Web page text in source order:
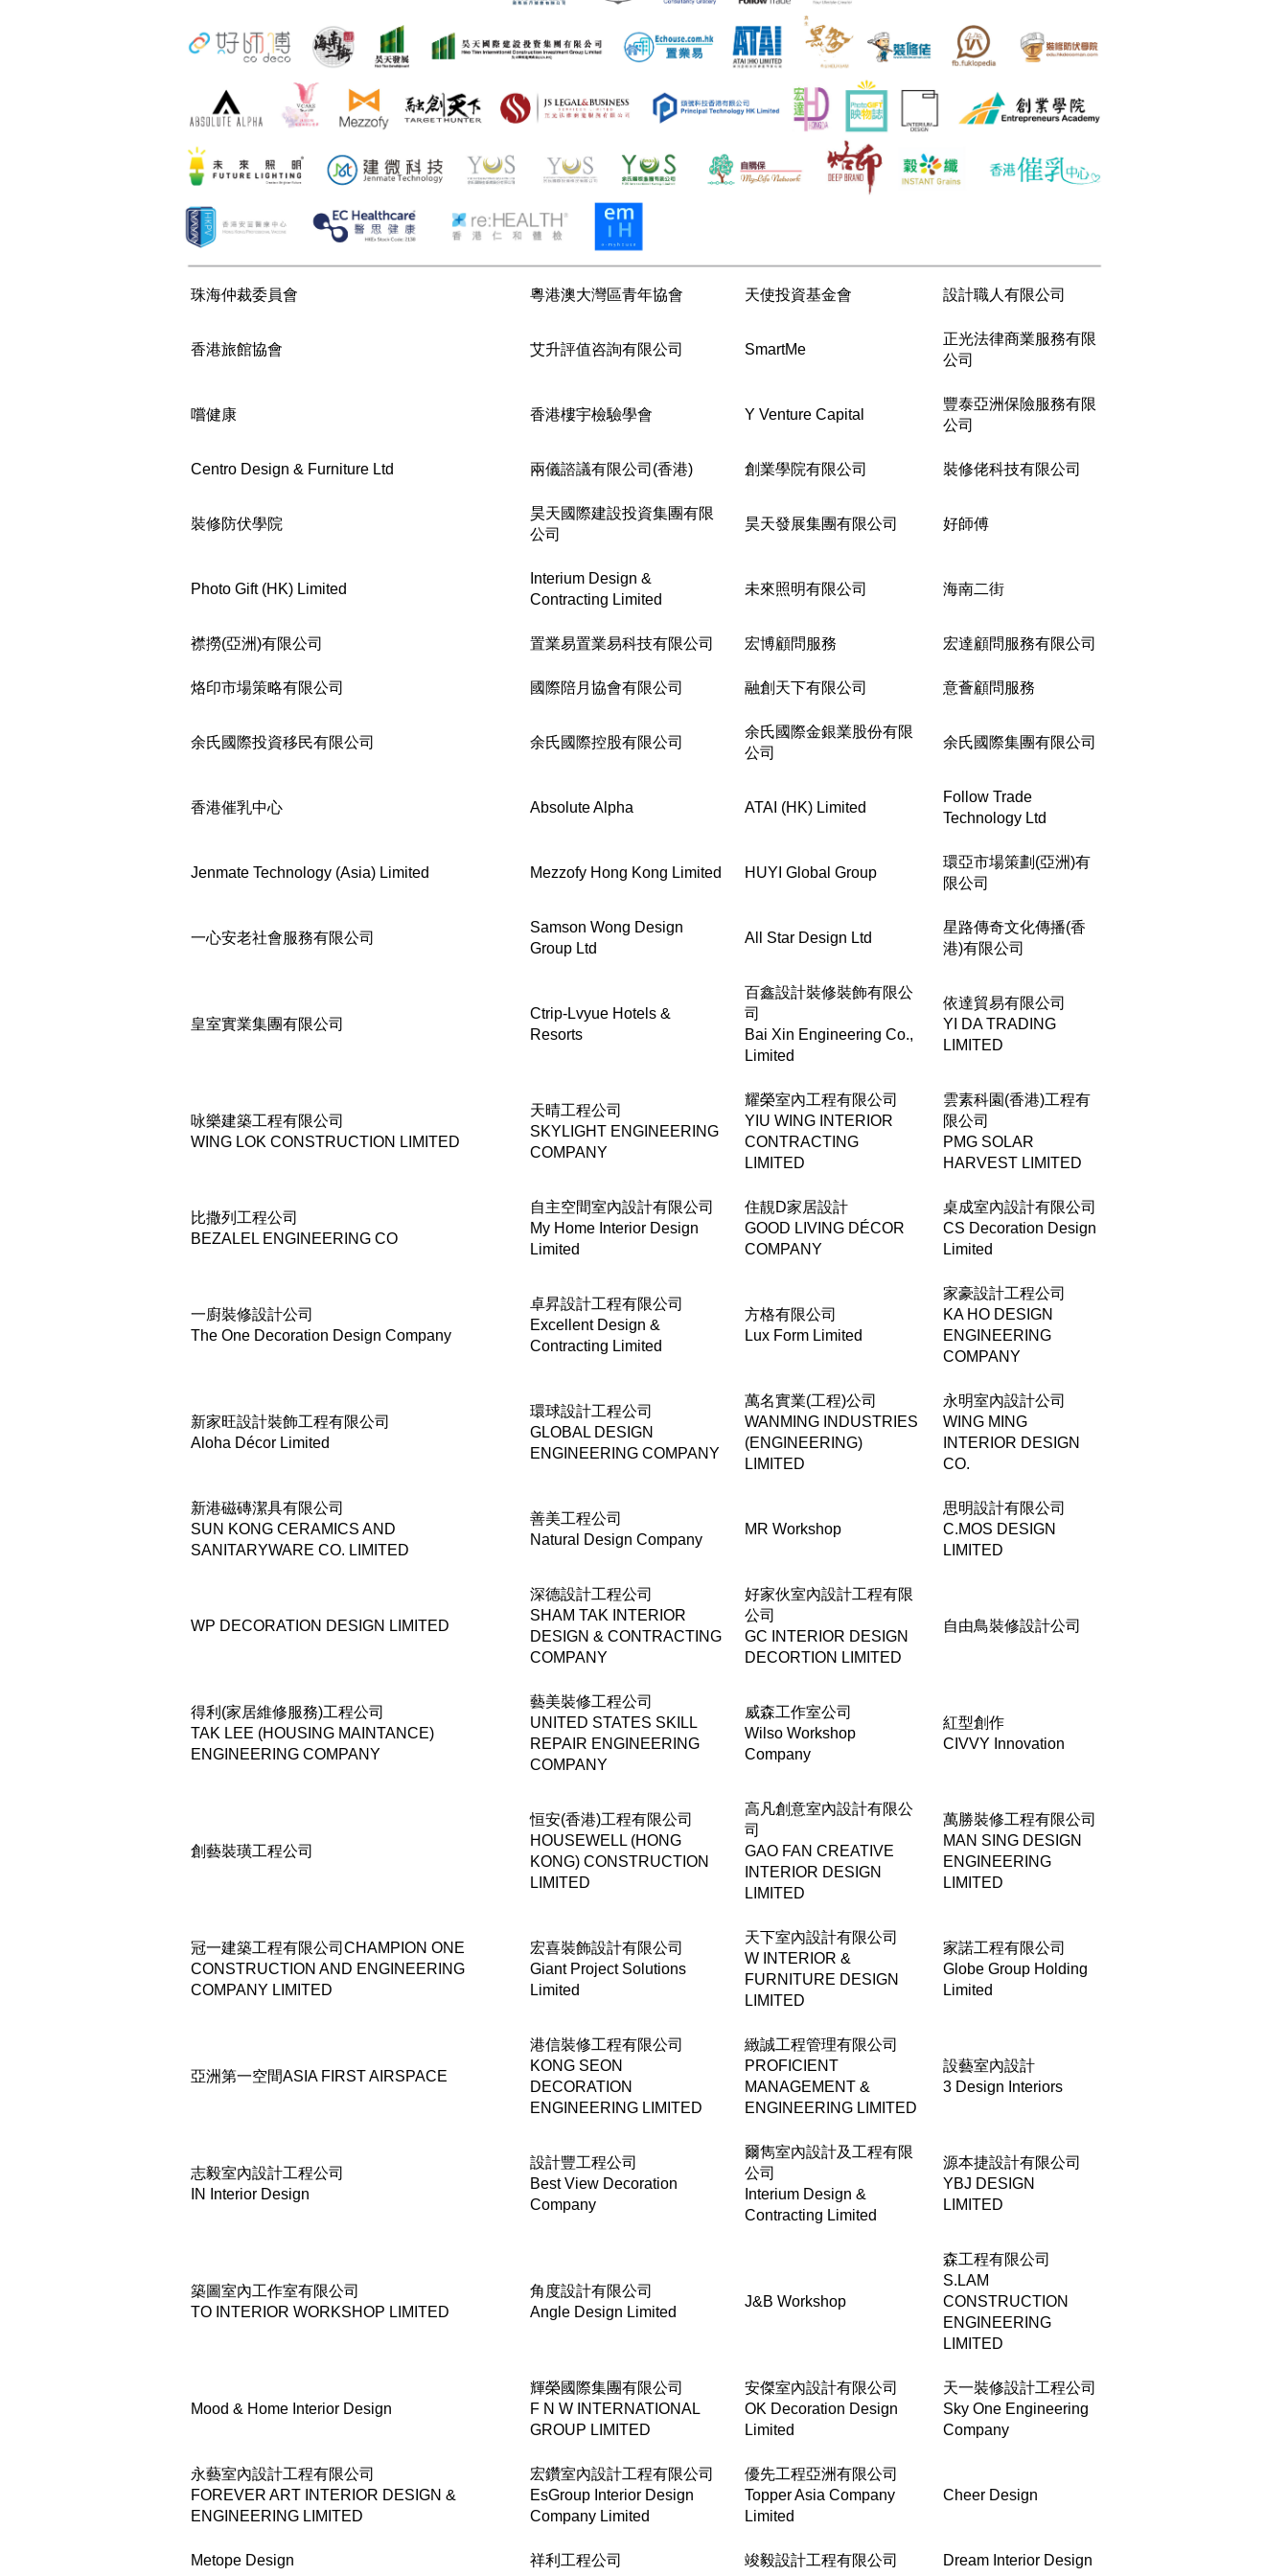
珠海仲裁委員會 粵港澳大灣區青年協會 天使投資基金會 設計職人有限公司
香港旅館協會 艾升評值咨詢有限公司 SmartMe
正光法律商業服務有限
公司
嚐健康 香港樓宇檢驗學會 Y Venture Capital
豐泰亞洲保險服務有限
公司
Centro Design & Furniture Ltd 兩儀諮議有限公司(香港) 創業學院有限公司 裝修佬科技有限公司
裝修防伏學院
昊天國際建設投資集團有限
公司
昊天發展集團有限公司 好師傅
Photo Gift (HK) Limited
Interium Design &
Contracting Limited
未來照明有限公司 海南二街
襟撈(亞洲)有限公司 置業易置業易科技有限公司 宏博顧問服務 宏達顧問服務有限公司
烙印市場策略有限公司 國際陪月協會有限公司 融創天下有限公司 意薈顧問服務
余氏國際投資移民有限公司 余氏國際控股有限公司
余氏國際金銀業股份有限
公司
余氏國際集團有限公司
香港催乳中心 Absolute Alpha ATAI (HK) Limited
Follow Trade
Technology Ltd
Jenmate Technology (Asia) Limited Mezzofy Hong Kong Limited HUYI Global Group
環亞市場策劃(亞洲)有
限公司
一心安老社會服務有限公司
Samson Wong Design
Group Ltd
All Star Design Ltd
星路傳奇文化傳播(香
港)有限公司
皇室實業集團有限公司
Ctrip-Lvyue Hotels &
Resorts
百鑫設計裝修裝飾有限公
司
Bai Xin Engineering Co.,
Limited
依達貿易有限公司
YI DA TRADING
LIMITED
咏樂建築工程有限公司
WING LOK CONSTRUCTION LIMITED
天晴工程公司
SKYLIGHT ENGINEERING
COMPANY
耀榮室內工程有限公司
YIU WING INTERIOR
CONTRACTING
LIMITED
雲素科園(香港)工程有
限公司
PMG SOLAR
HARVEST LIMITED
比撒列工程公司
BEZALEL ENGINEERING CO
自主空間室內設計有限公司
My Home Interior Design
Limited
住靚D家居設計
GOOD LIVING DÉCOR
COMPANY
桌成室內設計有限公司
CS Decoration Design
Limited
一廚裝修設計公司
The One Decoration Design Company
卓昇設計工程有限公司
Excellent Design &
Contracting Limited
方格有限公司
Lux Form Limited
家豪設計工程公司
KA HO DESIGN
ENGINEERING
COMPANY
新家旺設計裝飾工程有限公司
Aloha Décor Limited
環球設計工程公司
GLOBAL DESIGN
ENGINEERING COMPANY
萬名實業(工程)公司
WANMING INDUSTRIES
(ENGINEERING)
LIMITED
永明室內設計公司
WING MING
INTERIOR DESIGN
CO.
新港磁磚潔具有限公司
SUN KONG CERAMICS AND
SANITARYWARE CO. LIMITED
善美工程公司
Natural Design Company
MR Workshop
思明設計有限公司
C.MOS DESIGN
LIMITED
WP DECORATION DESIGN LIMITED
深德設計工程公司
SHAM TAK INTERIOR
DESIGN & CONTRACTING
COMPANY
好家伙室內設計工程有限
公司
GC INTERIOR DESIGN
DECORTION LIMITED
自由鳥裝修設計公司
得利(家居維修服務)工程公司
TAK LEE (HOUSING MAINTANCE)
ENGINEERING COMPANY
藝美裝修工程公司
UNITED STATES SKILL
REPAIR ENGINEERING
COMPANY
威森工作室公司
Wilso Workshop
Company
紅型創作
CIVVY Innovation
創藝裝璜工程公司
恒安(香港)工程有限公司
HOUSEWELL (HONG
KONG) CONSTRUCTION
LIMITED
高凡創意室內設計有限公
司
GAO FAN CREATIVE
INTERIOR DESIGN
LIMITED
萬勝裝修工程有限公司
MAN SING DESIGN
ENGINEERING
LIMITED
冠一建築工程有限公司CHAMPION ONE
CONSTRUCTION AND ENGINEERING
COMPANY LIMITED
宏喜裝飾設計有限公司
Giant Project Solutions
Limited
天下室內設計有限公司
W INTERIOR &
FURNITURE DESIGN
LIMITED
家諾工程有限公司
Globe Group Holding
Limited
亞洲第一空間ASIA FIRST AIRSPACE
港信裝修工程有限公司
KONG SEON
DECORATION
ENGINEERING LIMITED
緻誠工程管理有限公司
PROFICIENT
MANAGEMENT &
ENGINEERING LIMITED
設藝室內設計
3 Design Interiors
志毅室內設計工程公司
IN Interior Design
設計豐工程公司
Best View Decoration
Company
爾雋室內設計及工程有限
公司
Interium Design &
Contracting Limited
源本捷設計有限公司
YBJ DESIGN
LIMITED
築圖室內工作室有限公司
TO INTERIOR WORKSHOP LIMITED
角度設計有限公司
Angle Design Limited
J&B Workshop
森工程有限公司
S.LAM
CONSTRUCTION
ENGINEERING
LIMITED
Mood & Home Interior Design
輝榮國際集團有限公司
F N W INTERNATIONAL
GROUP LIMITED
安傑室內設計有限公司
OK Decoration Design
Limited
天一裝修設計工程公司
Sky One Engineering
Company
永藝室內設計工程有限公司
FOREVER ART INTERIOR DESIGN &
ENGINEERING LIMITED
宏鑽室內設計工程有限公司
EsGroup Interior Design
Company Limited
優先工程亞洲有限公司
Topper Asia Company
Limited
Cheer Design
Metope Design 祥利工程公司 竣毅設計工程有限公司 Dream Interior Design